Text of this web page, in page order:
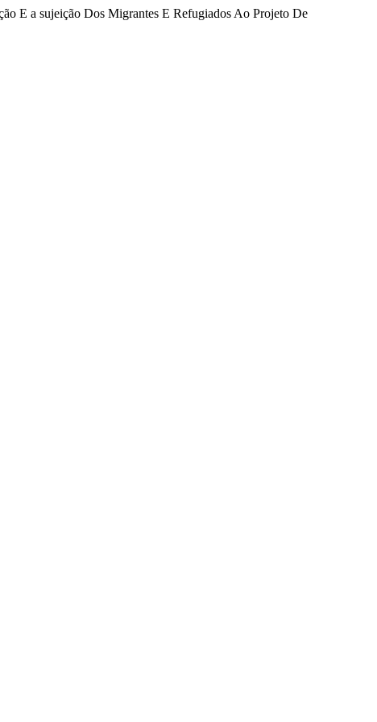
E a sujeição Dos Migrantes E Refugiados Ao Projeto De